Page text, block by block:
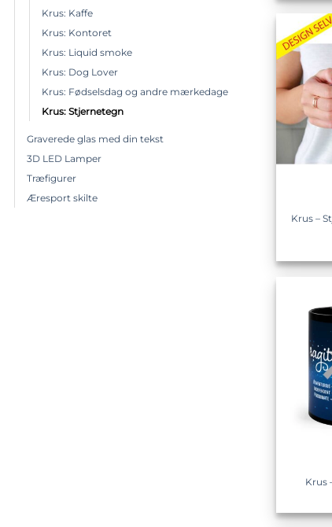
Krus: Kaffe
Krus: Kontoret
Krus: Liquid smoke
Krus: Dog Lover
Krus: Fødselsdag og andre mærkedage
Krus: Stjernetegn
Graverede glas med din tekst
3D LED Lamper
Træfigurer
Æresport skilte
Krus –
Krus